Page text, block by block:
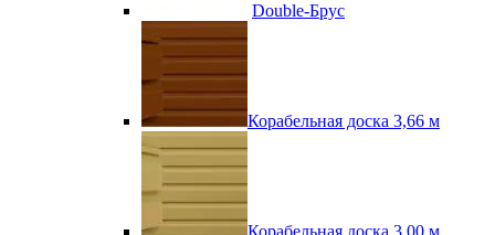
Double-Брус
Корабельная доска 3,66 м
Корабельная доска 3,00 м